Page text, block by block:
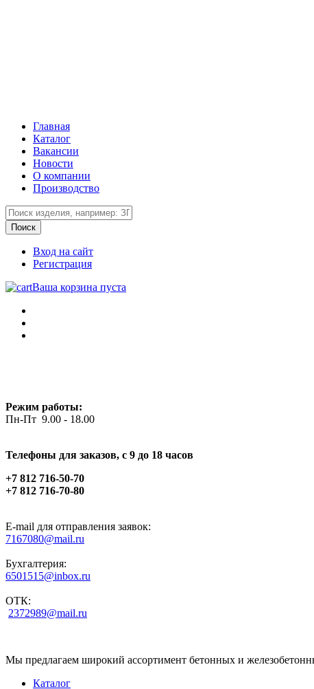
Главная
Каталог
Вакансии
Новости
О компании
Производство
Вход на сайт
Регистрация
Ваша корзина пуста
Режим работы:
Пн-Пт 9.00 - 18.00
Телефоны для заказов, c 9 до 18 часов
+7 812 716-50-70
+7 812 716-70-80
E-mail для отправления заявок:
7167080@mail.ru
Бухгалтерия:
6501515@inbox.ru
ОТК:
2372989@mail.ru
Мы предлагаем широкий ассортимент бетонных и
Каталог